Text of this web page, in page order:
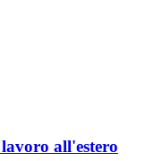
all'estero